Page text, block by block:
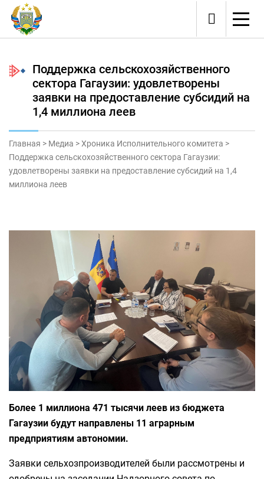
Поддержка сельскохозяйственного
сектора Гагаузии: удовлетворены
заявки на предоставление субсидий на
1,4 миллиона леев
Главная > Медиа >Хроника Исполнительного комитета >
Поддержка сельскохозяйственного сектора Гагаузии:
удовлетворены заявки на предоставление субсидий на 1,4
миллиона леев
Более 1 миллиона 471 тысячи леев из бюджета
Гагаузии будут направлены 11 аграрным
предприятиям автономии.
Заявки сельхозпроизводителей были рассмотрены и